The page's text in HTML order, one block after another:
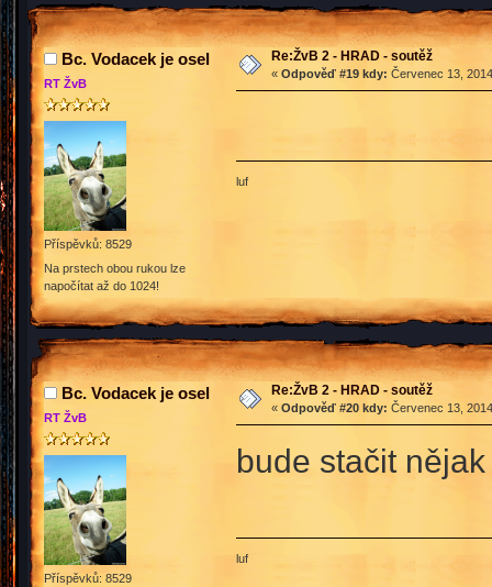
Bc. Vodacek je osel
RT ŽvB
Příspěvků: 8529
Na prstech obou rukou lze
napočítat až do 1024!
Re:ŽvB 2 - HRAD - soutěž
« Odpověď #19 kdy: Červenec 13,
luf
Bc. Vodacek je osel
RT ŽvB
Příspěvků: 8529
Re:ŽvB 2 - HRAD - soutěž
« Odpověď #20 kdy: Červenec 13,
bude stačit
luf